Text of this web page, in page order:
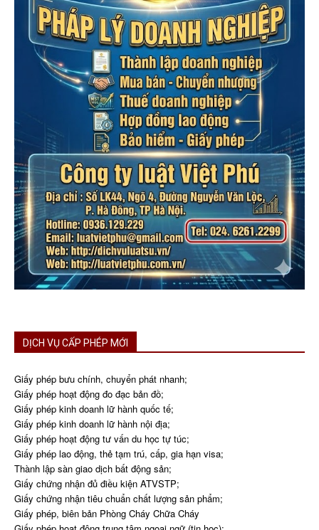
DỊCH VỤ CẤP PHÉP MỚI
Giấy phép bưu chính, chuyển phát nhanh;
Giấy phép hoạt động đo đạc bản đồ;
Giấy phép kinh doanh lữ hành quốc tế;
Giấy phép kinh doanh lữ hành nội địa;
Giấy phép hoạt động tư vấn du học tự túc;
Giấy phép lao động, thẻ tạm trú, cấp, gia hạn visa;
Thành lập sàn giao dịch bất động sản;
Giấy chứng nhận đủ điều kiện ATVSTP;
Giấy chứng nhận tiêu chuẩn chất lượng sản phẩm;
Giấy phép, biên bản Phòng Cháy Chữa Cháy